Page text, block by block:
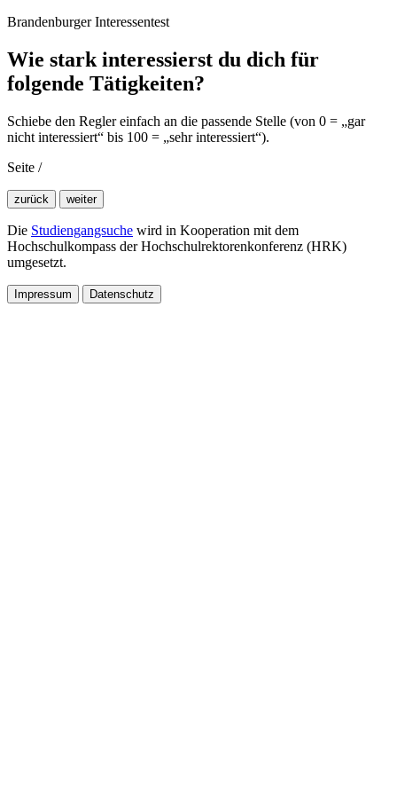
Brandenburger Interessentest
Wie stark interessierst du dich für
folgende Tätigkeiten?
Schiebe den Regler einfach an die passende Stelle (von 0 = „gar
nicht interessiert“ bis 100 = „sehr interessiert“).
Seite /
zurück weiter
Die Studiengangsuche wird in Kooperation mit dem
Hochschulkompass der Hochschulrektorenkonferenz (HRK)
umgesetzt.
Impressum Datenschutz